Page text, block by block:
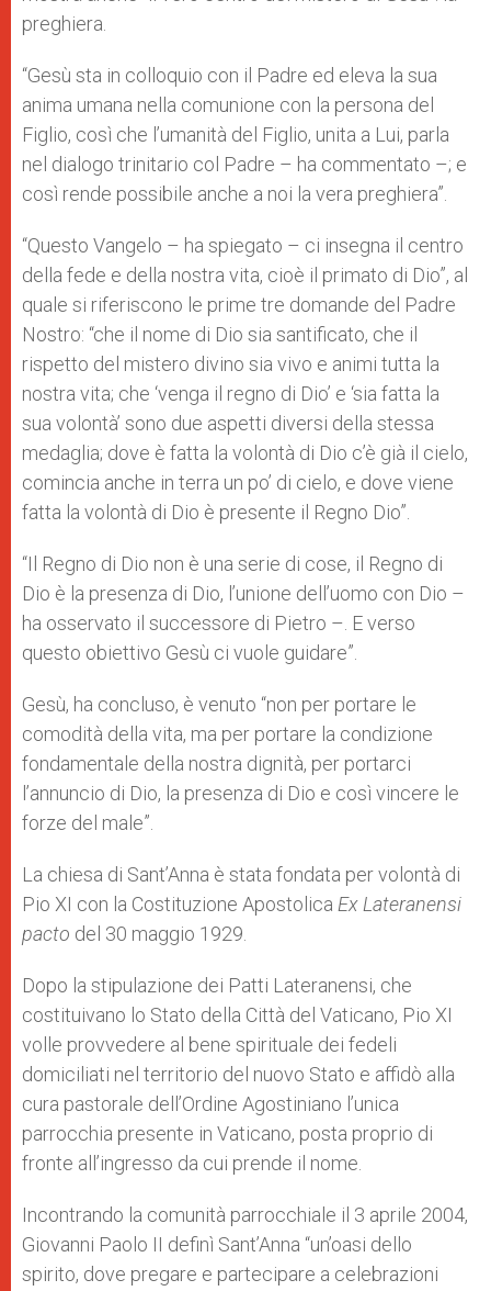
preghiera.
“Gesù sta in colloquio con il Padre ed eleva la sua
anima umana nella comunione con la persona del
Figlio, così che l’umanità del Figlio, unita a Lui, parla
nel dialogo trinitario col Padre – ha commentato –; e
così rende possibile anche a noi la vera preghiera”.
“Questo Vangelo – ha spiegato – ci insegna il centro
della fede e della nostra vita, cioè il primato di Dio”, al
quale si riferiscono le prime tre domande del Padre
Nostro: “che il nome di Dio sia santificato, che il
rispetto del mistero divino sia vivo e animi tutta la
nostra vita; che ‘venga il regno di Dio’ e ‘sia fatta la
sua volontà’ sono due aspetti diversi della stessa
medaglia; dove è fatta la volontà di Dio c’è già il cielo,
comincia anche in terra un po’ di cielo, e dove viene
fatta la volontà di Dio è presente il Regno Dio”.
“Il Regno di Dio non è una serie di cose, il Regno di
Dio è la presenza di Dio, l’unione dell’uomo con Dio –
ha osservato il successore di Pietro –. E verso
questo obiettivo Gesù ci vuole guidare”.
Gesù, ha concluso, è venuto “non per portare le
comodità della vita, ma per portare la condizione
fondamentale della nostra dignità, per portarci
l’annuncio di Dio, la presenza di Dio e così vincere le
forze del male”.
La chiesa di Sant’Anna è stata fondata per volontà di
Pio XI con la Costituzione Apostolica Ex Lateranensi
pacto del 30 maggio 1929.
Dopo la stipulazione dei Patti Lateranensi, che
costituivano lo Stato della Città del Vaticano, Pio XI
volle provvedere al bene spirituale dei fedeli
domiciliati nel territorio del nuovo Stato e affidò alla
cura pastorale dell’Ordine Agostiniano l’unica
parrocchia presente in Vaticano, posta proprio di
fronte all’ingresso da cui prende il nome.
Incontrando la comunità parrocchiale il 3 aprile 2004,
Giovanni Paolo II definì Sant’Anna “un’oasi dello
spirito, dove pregare e partecipare a celebrazioni